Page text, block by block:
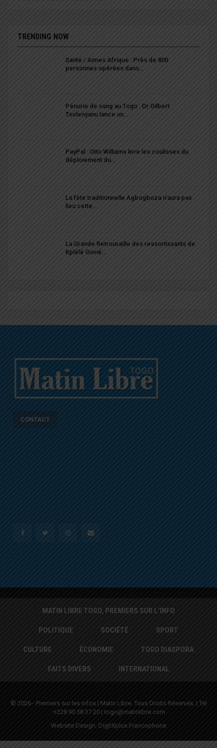
TRENDING NOW
Santé / Aimes Afrique : Près de 800
personnes opérées dans…
Pénurie de sang au Togo : Dr Gilbert
Tsolenyanu lance un…
PayPal : Otto Williams livre les coulisses du
déploiement du…
La fête traditionnelle Agbogboza n’aura pas
lieu cette…
La Grande Retrouvaille des ressortissants de
Kplélé Govié…
CONTACT
MATIN LIBRE TOGO, PREMIERS SUR L’INFO
POLITIQUE SOCIÉTÉ SPORT
CULTURE ÉCONOMIE TOGO DIASPORA
FAITS DIVERS INTERNATIONAL
© 2026 - Premiers sur les infos | Matin Libre. Tous Droits Réservés. | Tel
:+228 90 38 37 20 | togo@matinlibre.com
Website Design: DigitXplus Francophone